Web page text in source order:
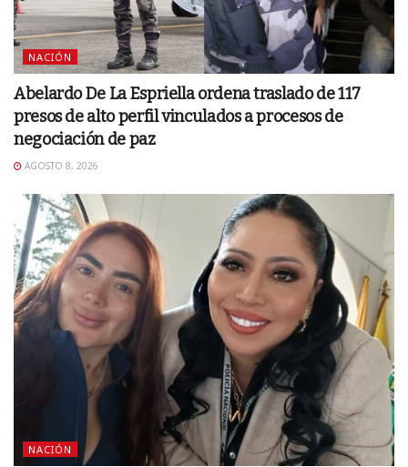
NACIÓN
Abelardo De La Espriella ordena traslado de 117
presos de alto perfil vinculados a procesos de
negociación de paz
AGOSTO 8, 2026
NACIÓN